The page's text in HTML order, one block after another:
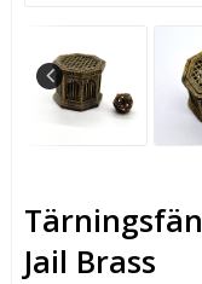
Jail Brass